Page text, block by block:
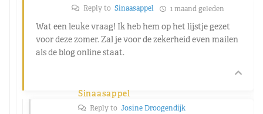
Reply to Sinaasappel 1 maand geleden
Wat een leuke vraag! Ik heb hem op het lijstje gezet
voor deze zomer. Zal je voor de zekerheid even mailen
als de blog online staat.
Sinaasappel
Reply to Josine Droogendijk